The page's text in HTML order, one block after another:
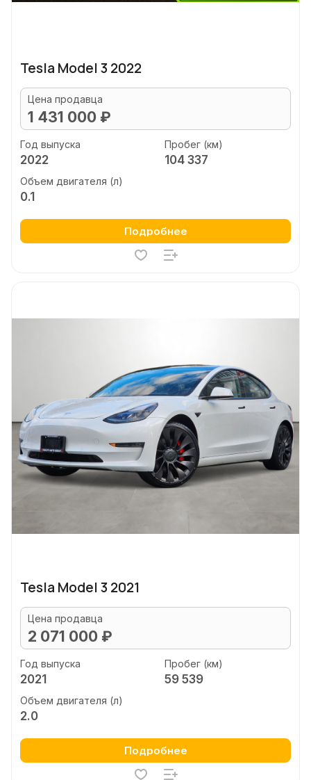
Tesla Model 3 2022
Цена продавца
1 431 000 ₽
Год выпуска
2022
Пробег (км)
104 337
Объем двигателя (л)
0.1
Подробнее
Tesla Model 3 2021
Цена продавца
2 071 000 ₽
Год выпуска
2021
Пробег (км)
59 539
Объем двигателя (л)
2.0
Подробнее